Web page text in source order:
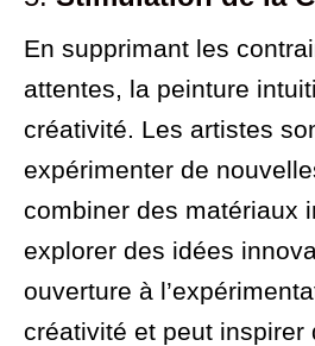
En supprimant les
attentes, la peinture
créativité. Les artistes
expérimenter de
combiner des matériaux
explorer des idées
ouverture à
créativité et peut inspirer